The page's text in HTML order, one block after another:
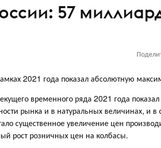
57
2021 года показал абсолютную
временного ряда 2021 года
рынка и в натуральных величинах, и в
существенное увеличение цен
рост розничных цен на колбасы.